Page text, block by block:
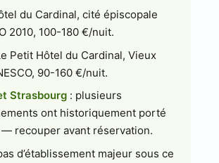
du Cardinal, cité épiscopale
2010, 100-180 €/nuit.
Petit Hôtel du Cardinal, Vieux
90-160 €/nuit.
Strasbourg : plusieurs
ont historiquement porté
recouper avant réservation.
d’établissement majeur sous ce